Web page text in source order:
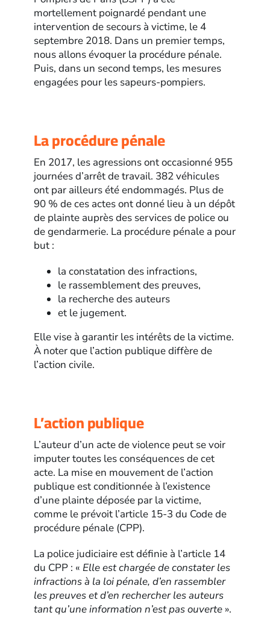
mortellement poignardé pendant une
intervention de secours à victime, le 4
septembre 2018. Dans un premier temps,
nous allons évoquer la procédure pénale.
Puis, dans un second temps, les mesures
engagées pour les sapeurs-pompiers.
La procédure pénale
En 2017, les agressions ont occasionné 955
journées d’arrêt de travail. 382 véhicules
ont par ailleurs été endommagés. Plus de
90 % de ces actes ont donné lieu à un dépôt
de plainte auprès des services de police ou
de gendarmerie. La procédure pénale a pour
but :
la constatation des infractions,
le rassemblement des preuves,
la recherche des auteurs
et le jugement.
Elle vise à garantir les intérêts de la victime.
À noter que l’action publique diffère de
l’action civile.
L’action publique
L’auteur d’un acte de violence peut se voir
imputer toutes les conséquences de cet
acte. La mise en mouvement de l’action
publique est conditionnée à l’existence
d’une plainte déposée par la victime,
comme le prévoit l’article 15-3 du Code de
procédure pénale (CPP).
La police judiciaire est définie à l’article 14
du CPP : « Elle est chargée de constater les
infractions à la loi pénale, d’en rassembler
les preuves et d’en rechercher les auteurs
tant qu’une information n’est pas ouverte ».